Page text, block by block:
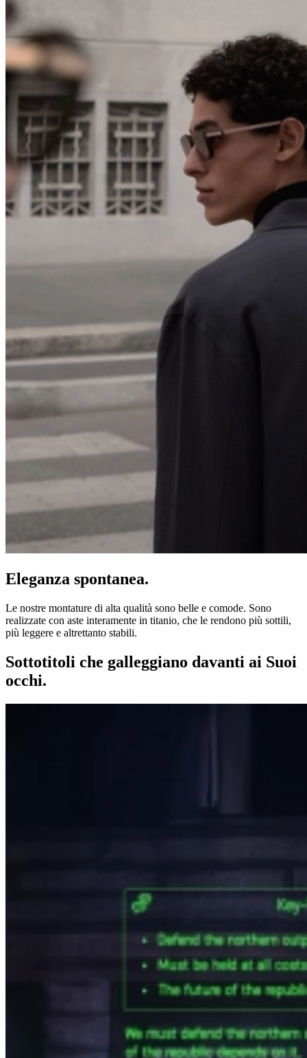
Eleganza spontanea.
Le nostre montature di alta qualità sono belle e comode. Sono
realizzate con aste interamente in titanio, che le rendono più sottili,
più leggere e altrettanto stabili.
Sottotitoli che galleggiano davanti ai Suoi
occhi.